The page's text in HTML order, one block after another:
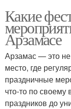
Какие
Арзамасе
Арзамас — это не
место, где
праздничные
что-то по своему
праздников до